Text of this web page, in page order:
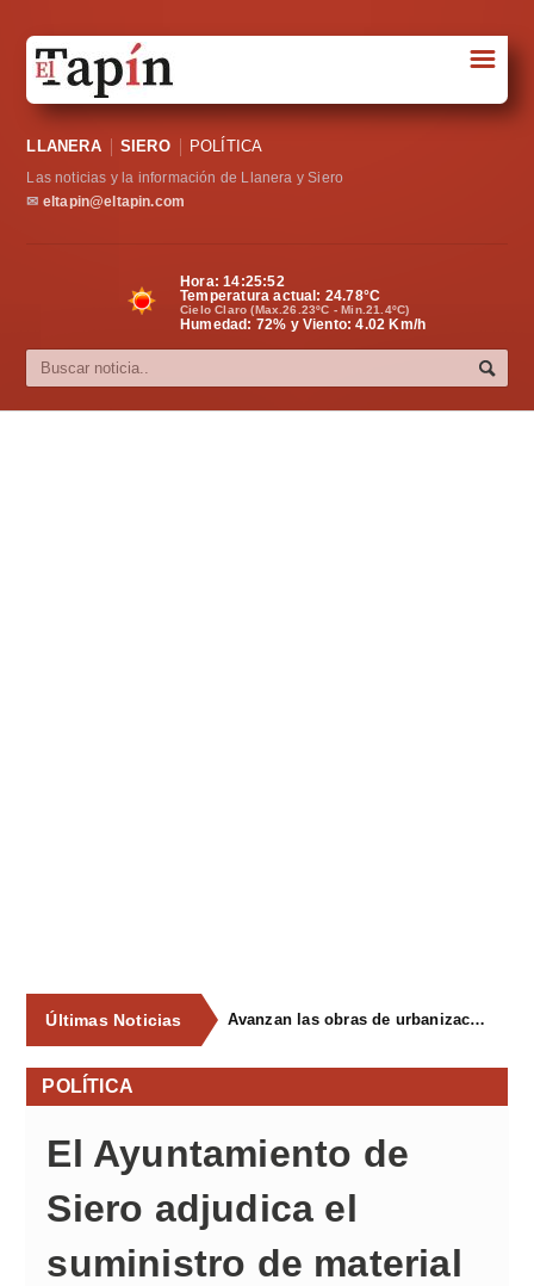
Sociedad
Política
Cultura
☰
LLANERA SIERO POLÍTICA
Las noticias y la información de Llanera y Siero
✉ eltapin@eltapin.com
Hora:14:25:53
Temperatura actual: 24.78°C
Cielo Claro (Max.26.23ºC - Min.21.4ºC)
Humedad: 72% y Viento: 4.02 Km/h
Últimas Noticias Avanzan las obras de urbanización del parque de La Reconquista, en los terrenos del antiguo matadero de Pola de Siero
POLÍTICA
El Ayuntamiento de
Siero adjudica el
suministro de material